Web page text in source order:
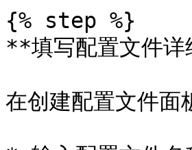
{% step %}
**填写配置文件
在创建配置文件面